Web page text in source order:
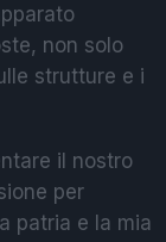
non solo
strutture e i
il nostro
per
patria e la mia